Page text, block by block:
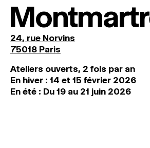
24, rue Norvins
75018 Paris
Ateliers ouverts, 2 fois par an
En hiver : 14 et 15 février 2026
En été : Du 19 au 21 juin 2026